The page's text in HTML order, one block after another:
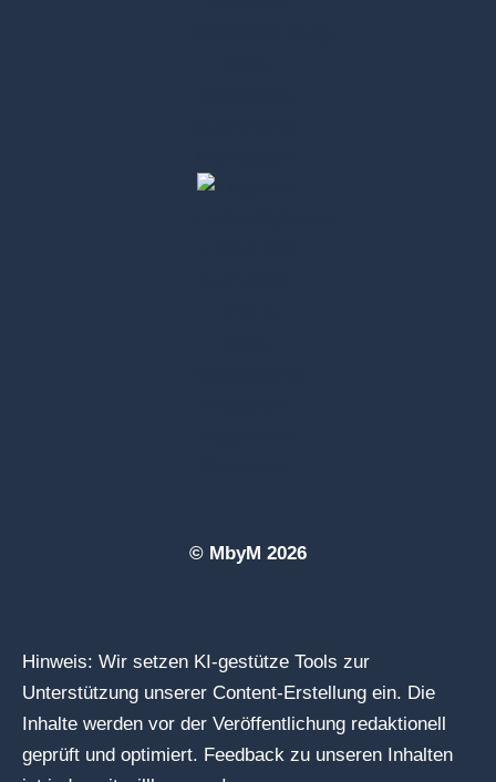
© MbyM 2026
Hinweis: Wir setzen KI-gestütze Tools zur
Unterstützung unserer Content-Erstellung ein. Die
Inhalte werden vor der Veröffentlichung redaktionell
geprüft und optimiert. Feedback zu unseren Inhalten